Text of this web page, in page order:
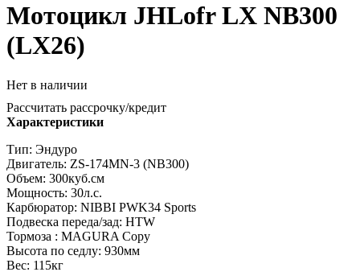
Мотоцикл JHLofr LX NB300
(LX26)
Нет в наличии
Рассчитать рассрочку/кредит
Характеристики
Тип: Эндуро
Двигатель: ZS-174MN-3 (NB300)
Объем: 300куб.см
Мощность: 30л.с.
Карбюратор: NIBBI PWK34 Sports
Подвеска переда/зад: HTW
Тормоза : MAGURA Copy
Высота по седлу: 930мм
Вес: 115кг